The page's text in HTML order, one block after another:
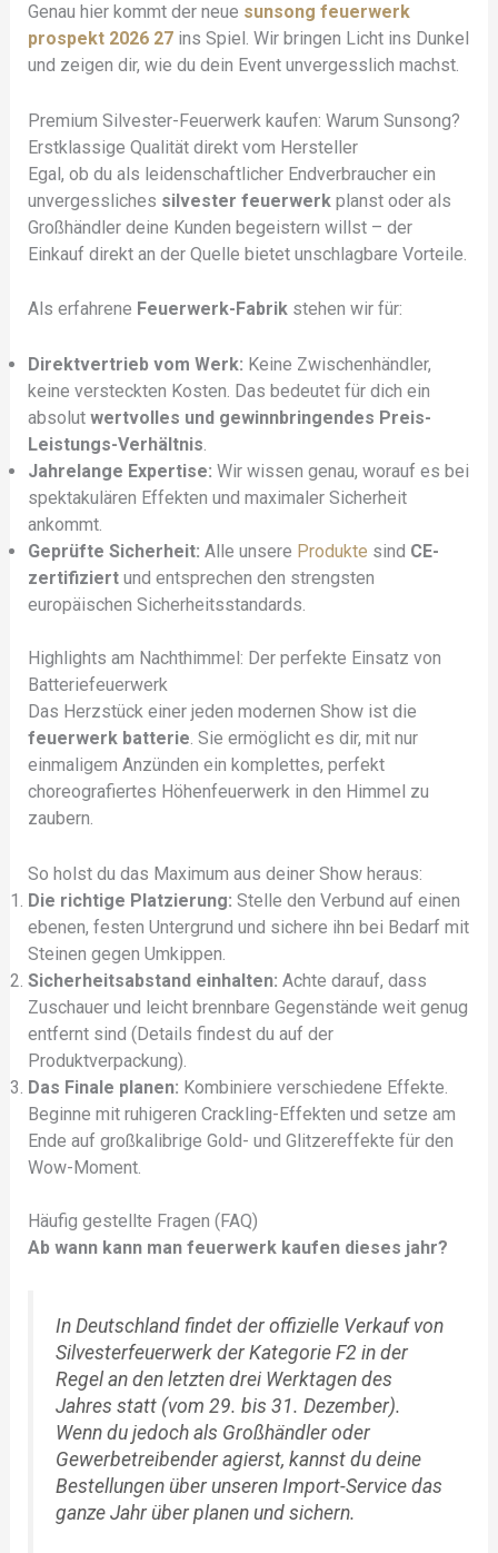
Genau hier kommt der neue sunsong feuerwerk
prospekt 2026 27ins Spiel. Wir bringen Licht ins Dunkel
und zeigen dir, wie du dein Event unvergesslich machst.
Premium Silvester-Feuerwerk kaufen: Warum Sunsong?
Erstklassige Qualität direkt vom Hersteller
Egal, ob du als leidenschaftlicher Endverbraucher ein
unvergessliches silvester feuerwerkplanst oder als
Großhändler deine Kunden begeistern willst – der
Einkauf direkt an der Quelle bietet unschlagbare Vorteile.
Als erfahrene Feuerwerk-Fabrikstehen wir für:
Direktvertrieb vom Werk: Keine Zwischenhändler,
keine versteckten Kosten. Das bedeutet für dich ein
absolut wertvolles und gewinnbringendes Preis-
Leistungs-Verhältnis.
Jahrelange Expertise: Wir wissen genau, worauf es bei
spektakulären Effekten und maximaler Sicherheit
ankommt.
Geprüfte Sicherheit: Alle unsere Produkte sind CE-
zertifiziertund entsprechen den strengsten
europäischen Sicherheitsstandards.
Highlights am Nachthimmel: Der perfekte Einsatz von
Batteriefeuerwerk
Das Herzstück einer jeden modernen Show ist die
feuerwerk batterie. Sie ermöglicht es dir, mit nur
einmaligem Anzünden ein komplettes, perfekt
choreografiertes Höhenfeuerwerk in den Himmel zu
zaubern.
So holst du das Maximum aus deiner Show heraus:
Die richtige Platzierung: Stelle den Verbund auf einen
ebenen, festen Untergrund und sichere ihn bei Bedarf mit
Steinen gegen Umkippen.
Sicherheitsabstand einhalten: Achte darauf, dass
Zuschauer und leicht brennbare Gegenstände weit genug
entfernt sind (Details findest du auf der
Produktverpackung).
Das Finale planen: Kombiniere verschiedene Effekte.
Beginne mit ruhigeren Crackling-Effekten und setze am
Ende auf großkalibrige Gold- und Glitzereffekte für den
Wow-Moment.
Häufig gestellte Fragen (FAQ)
Ab wann kann man feuerwerk kaufen dieses jahr?
In Deutschland findet der offizielle Verkauf von
Silvesterfeuerwerk der Kategorie F2 in der
Regel an den letzten drei Werktagen des
Jahres statt (vom 29. bis 31. Dezember).
Wenn du jedoch als Großhändler oder
Gewerbetreibender agierst, kannst du deine
Bestellungen über unseren Import-Service das
ganze Jahr über planen und sichern.